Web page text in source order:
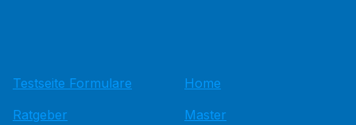
Testseite Formulare
Ratgeber
Home
Master